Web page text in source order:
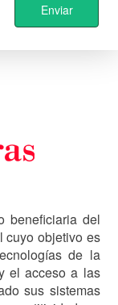
Enviar
beneficiaria del
cuyo objetivo es
de la
el acceso a las
sus sistemas